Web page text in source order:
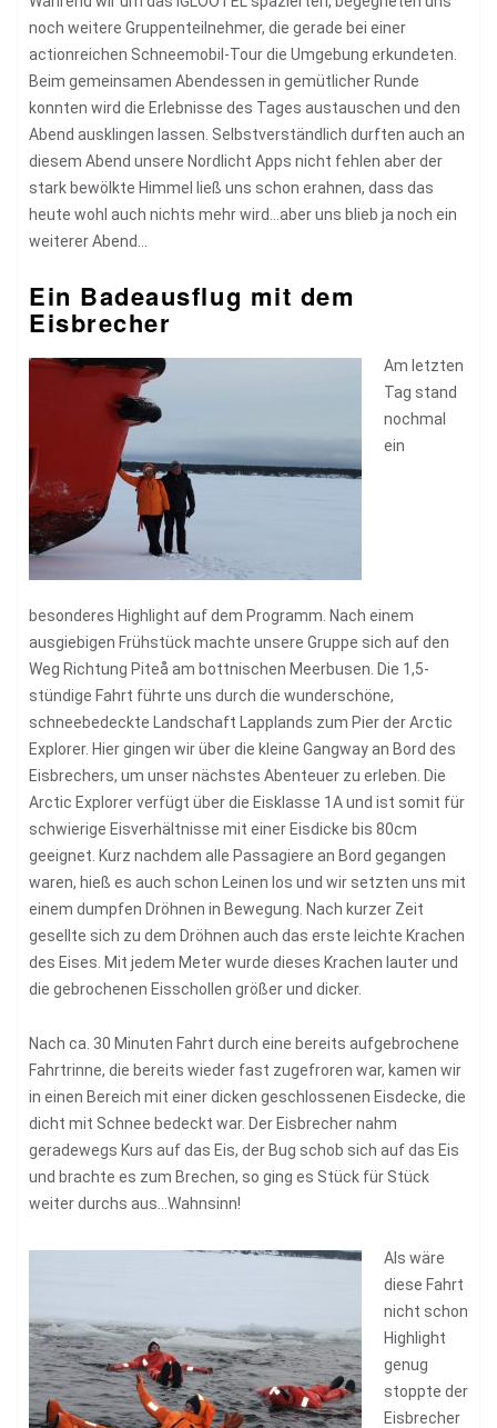
noch weitere Gruppenteilnehmer, die gerade bei einer
actionreichen Schneemobil-Tour die Umgebung erkundeten.
Beim gemeinsamen Abendessen in gemütlicher Runde
konnten wird die Erlebnisse des Tages austauschen und den
Abend ausklingen lassen. Selbstverständlich durften auch an
diesem Abend unsere Nordlicht Apps nicht fehlen aber der
stark bewölkte Himmel ließ uns schon erahnen, dass das
heute wohl auch nichts mehr wird…aber uns blieb ja noch ein
weiterer Abend…
Ein Badeausflug mit dem
Eisbrecher
Am letzten
Tag stand
nochmal
ein
besonderes Highlight auf dem Programm. Nach einem
ausgiebigen Frühstück machte unsere Gruppe sich auf den
Weg Richtung Piteå am bottnischen Meerbusen. Die 1,5-
stündige Fahrt führte uns durch die wunderschöne,
schneebedeckte Landschaft Lapplands zum Pier der Arctic
Explorer. Hier gingen wir über die kleine Gangway an Bord des
Eisbrechers, um unser nächstes Abenteuer zu erleben. Die
Arctic Explorer verfügt über die Eisklasse 1A und ist somit für
schwierige Eisverhältnisse mit einer Eisdicke bis 80cm
geeignet. Kurz nachdem alle Passagiere an Bord gegangen
waren, hieß es auch schon Leinen los und wir setzten uns mit
einem dumpfen Dröhnen in Bewegung. Nach kurzer Zeit
gesellte sich zu dem Dröhnen auch das erste leichte Krachen
des Eises. Mit jedem Meter wurde dieses Krachen lauter und
die gebrochenen Eisschollen größer und dicker.
Nach ca. 30 Minuten Fahrt durch eine bereits aufgebrochene
Fahrtrinne, die bereits wieder fast zugefroren war, kamen wir
in einen Bereich mit einer dicken geschlossenen Eisdecke, die
dicht mit Schnee bedeckt war. Der Eisbrecher nahm
geradewegs Kurs auf das Eis, der Bug schob sich auf das Eis
und brachte es zum Brechen, so ging es Stück für Stück
weiter durchs aus…Wahnsinn!
Als wäre
diese Fahrt
nicht schon
Highlight
genug
stoppte der
Eisbrecher